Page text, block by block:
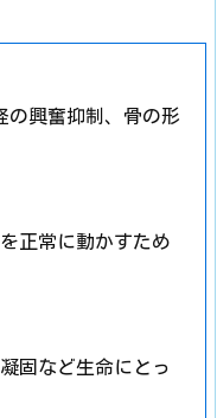
の興奮抑制、骨の形
正常に動かすため
固など生命にとっ